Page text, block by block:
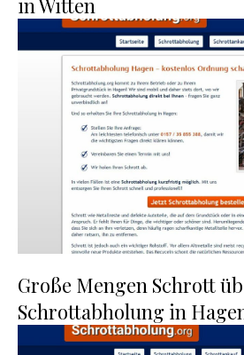
Große Mengen Schrott
Schrottabholung in